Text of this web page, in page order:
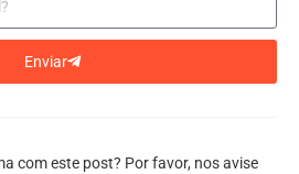
Enviar
com este post? Por favor, nos avise